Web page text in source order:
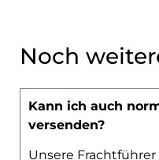
Noch
Kann ich auch
versenden?
Unsere